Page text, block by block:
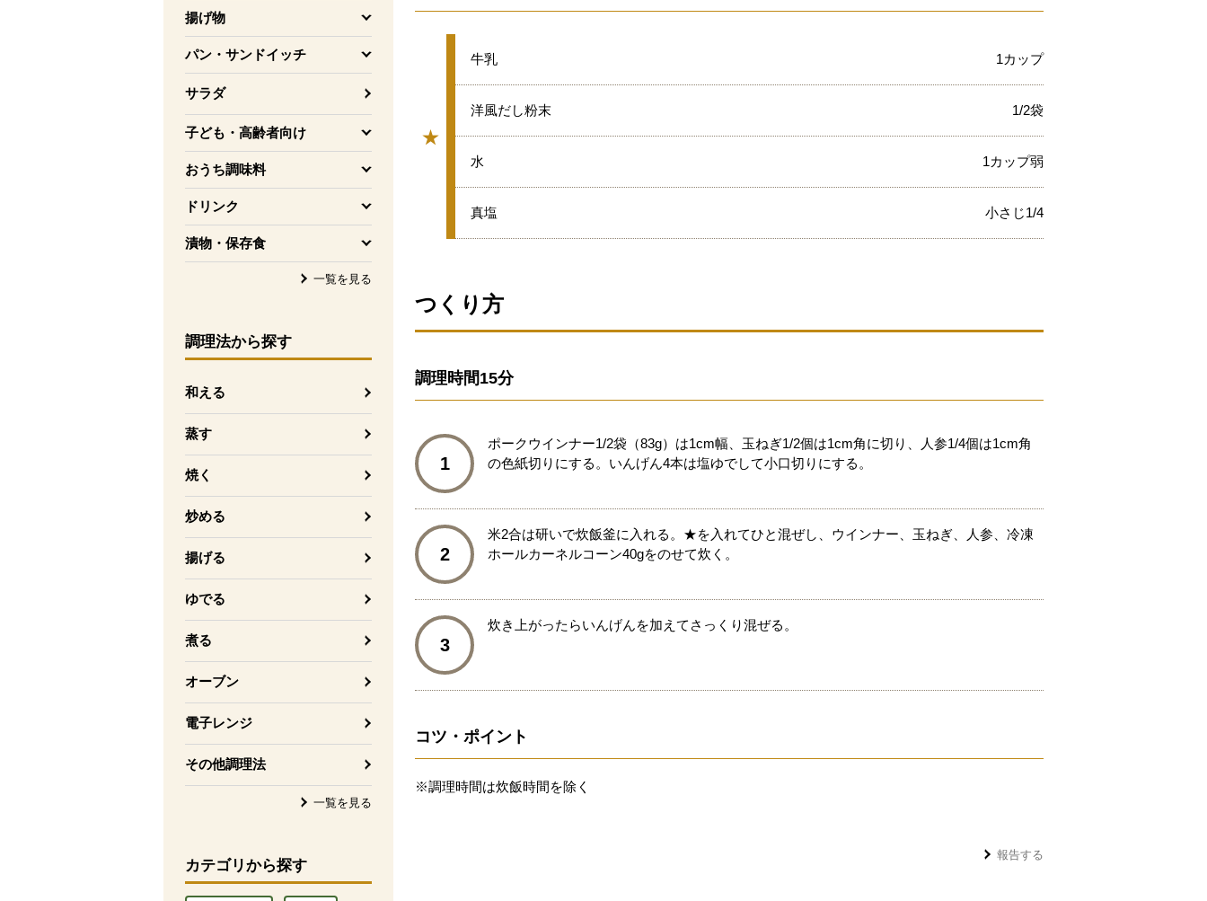
揚げ物
を開く
パン・サンドイッチ
を開く
サラダ
子ども・高齢者向け
を開く
おうち調味料
を開く
ドリンク
を開く
漬物・保存食
を開く
一覧を見る
調理法から探す
和える
蒸す
焼く
炒める
揚げる
ゆでる
煮る
オーブン
電子レンジ
その他調理法
一覧を見る
カテゴリから探す
★
グループ
★
牛乳 1カップ
★
洋風だし粉末 1/2袋
★
水 1カップ弱
★
真塩 小さじ1/4
つくり方
調理時間15分
1
ポークウインナー1/2袋（83g）は1cm幅、玉ねぎ1/2個は1cm角に切り、人参1/4個は1cm角
の色紙切りにする。いんげん4本は塩ゆでして小口切りにする。
2
米2合は研いで炊飯釜に入れる。★を入れてひと混ぜし、ウインナー、玉ねぎ、人参、冷凍
ホールカーネルコーン40gをのせて炊く。
3
炊き上がったらいんげんを加えてさっくり混ぜる。
コツ・ポイント
※調理時間は炊飯時間を除く
報告する